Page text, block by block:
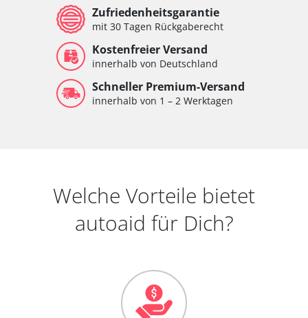
Zufriedenheitsgarantie
mit 30 Tagen Rückgaberecht
Kostenfreier Versand
innerhalb von Deutschland
Schneller Premium-Versand
innerhalb von 1 – 2 Werktagen
Welche Vorteile bietet
autoaid für Dich?